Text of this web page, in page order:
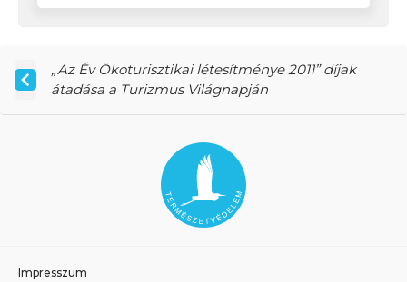
„Az Év Ökoturisztikai létesítménye 2011” díjak
átadása a Turizmus Világnapján
Impresszum